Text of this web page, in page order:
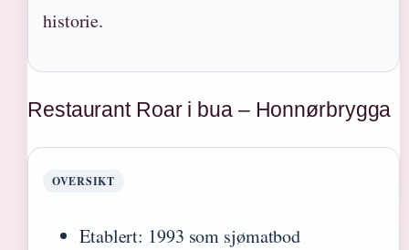
historie.
Restaurant Roar i bua – Honnørbrygga
OVERSIKT
Etablert: 1993 som sjømatbod